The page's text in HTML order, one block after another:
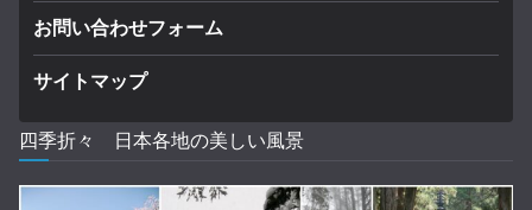
お問い合わせフォーム
サイトマップ
四季折々 日本各地の美しい風景